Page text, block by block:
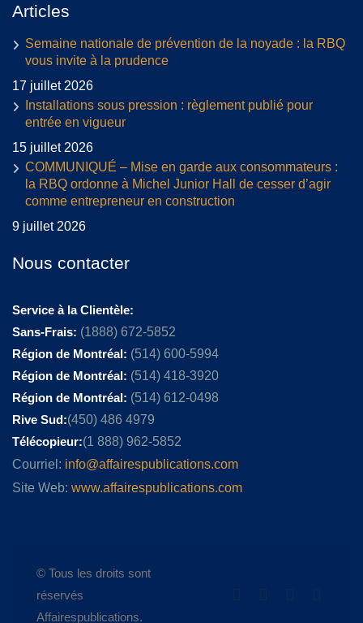
Articles
Semaine nationale de prévention de la noyade : la RBQ
vous invite à la prudence
17 juillet 2026
Installations sous pression : règlement publié pour
entrée en vigueur
15 juillet 2026
COMMUNIQUÉ – Mise en garde aux consommateurs :
la RBQ ordonne à Michel Junior Hall de cesser d’agir
comme entrepreneur en construction
9 juillet 2026
Nous contacter
Service à la Clientèle:
Sans-Frais: (1888) 672-5852
Région de Montréal: (514) 600-5994
Région de Montréal: (514) 418-3920
Région de Montréal: (514) 612-0498
Rive Sud:(450) 486 4979
Télécopieur:(1 888) 962-5852
Courriel: info@affairespublications.com
Site Web: www.affairespublications.com
© Tous les droits sont
réservés
Affairespublications.